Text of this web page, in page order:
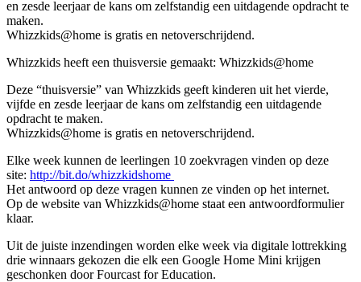
en zesde leerjaar de kans om zelfstandig een uitdagende opdracht te
maken.
Whizzkids@home is gratis en netoverschrijdend.
Whizzkids heeft een thuisversie gemaakt: Whizzkids@home
Deze “thuisversie” van Whizzkids geeft kinderen uit het vierde,
vijfde en zesde leerjaar de kans om zelfstandig een uitdagende
opdracht te maken.
Whizzkids@home is gratis en netoverschrijdend.
Elke week kunnen de leerlingen 10 zoekvragen vinden op deze
site: http://bit.do/whizzkidshome
Het antwoord op deze vragen kunnen ze vinden op het internet.
Op de website van Whizzkids@home staat een antwoordformulier
klaar.
Uit de juiste inzendingen worden elke week via digitale lottrekking
drie winnaars gekozen die elk een Google Home Mini krijgen
geschonken door Fourcast for Education.